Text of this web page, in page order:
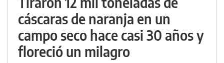
cáscaras de naranja en un
campo seco hace casi 30 años y
floreció un milagro